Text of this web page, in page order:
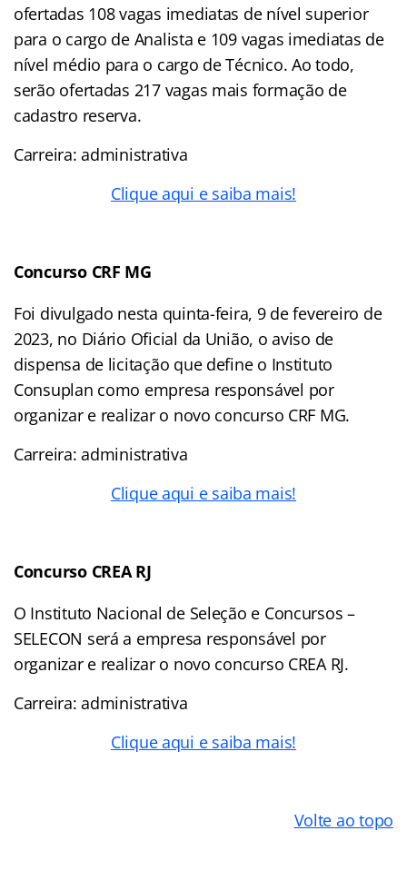
ofertadas 108 vagas imediatas de nível superior
para o cargo de Analista e 109 vagas imediatas de
nível médio para o cargo de Técnico. Ao todo,
serão ofertadas 217 vagas mais formação de
cadastro reserva.
Carreira: administrativa
Clique aqui e saiba mais!
Concurso CRF MG
Foi divulgado nesta quinta-feira, 9 de fevereiro de
2023, no Diário Oficial da União, o aviso de
dispensa de licitação que define o Instituto
Consuplan como empresa responsável por
organizar e realizar o novo concurso CRF MG.
Carreira: administrativa
Clique aqui e saiba mais!
Concurso CREA RJ
O Instituto Nacional de Seleção e Concursos –
SELECON será a empresa responsável por
organizar e realizar o novo concurso CREA RJ.
Carreira: administrativa
Clique aqui e saiba mais!
Volte ao topo